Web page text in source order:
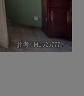
参考. IML-626777 🔗